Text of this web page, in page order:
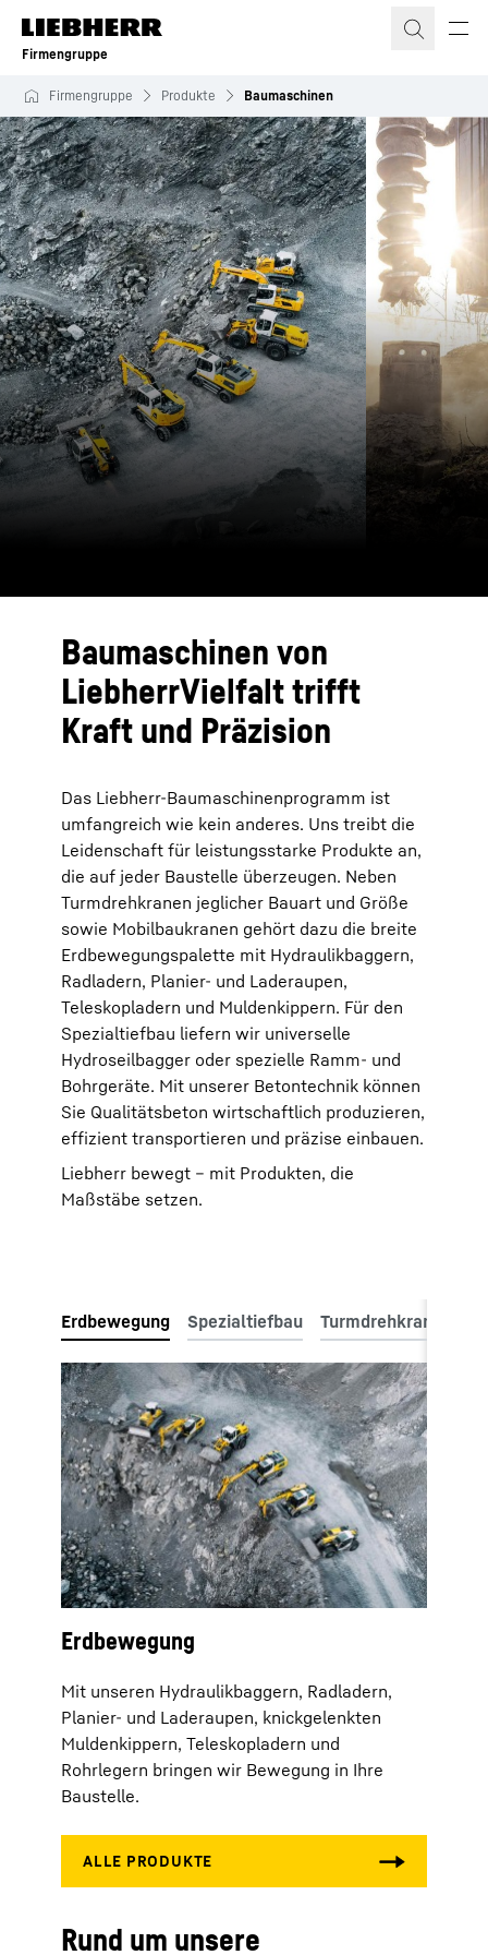
Zum Inhalt springen
Firmengruppe
Firmengruppe Produkte Baumaschinen
Baumaschinen von
LiebherrVielfalt trifft
Kraft und Präzision
Das Liebherr-Baumaschinenprogramm ist
umfangreich wie kein anderes. Uns treibt die
Leidenschaft für leistungsstarke Produkte an,
die auf jeder Baustelle überzeugen. Neben
Turmdrehkranen jeglicher Bauart und Größe
sowie Mobilbaukranen gehört dazu die breite
Erdbewegungspalette mit Hydraulikbaggern,
Radladern, Planier- und Laderaupen,
Teleskopladern und Muldenkippern. Für den
Spezialtiefbau liefern wir universelle
Hydroseilbagger oder spezielle Ramm- und
Bohrgeräte. Mit unserer Betontechnik können
Sie Qualitätsbeton wirtschaftlich produzieren,
effizient transportieren und präzise einbauen.
Liebherr bewegt – mit Produkten, die
Maßstäbe setzen.
Erdbewegung
Mit unseren Hydraulikbaggern, Radladern,
Planier- und Laderaupen, knickgelenkten
Muldenkippern, Teleskopladern und
Rohrlegern bringen wir Bewegung in Ihre
Baustelle.
Rund um unsere